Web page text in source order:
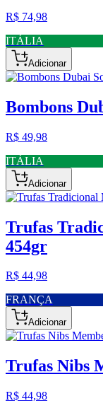
R$ 74,98
ITÁLIA
Adicionar
Bombons
R$ 49,98
ITÁLIA
Adicionar
Trufas
454gr
R$ 44,98
FRANÇA
Adicionar
Trufas Nibs
R$ 44,98